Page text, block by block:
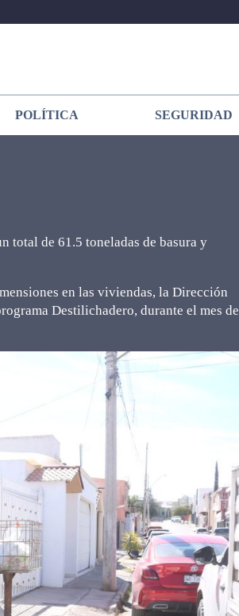
POLÍTICA SEGURIDAD
total de 61.5 toneladas de basura y
en las viviendas, la Dirección
Destilichadero, durante el mes de